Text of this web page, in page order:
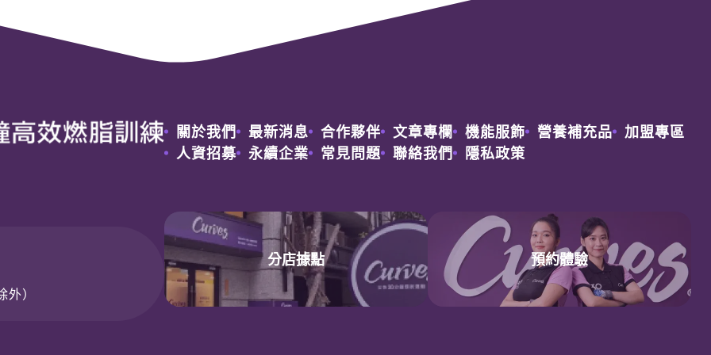
鄰近
分店
）
關於我們 最新消息 合作夥伴 文章專欄 機能服飾 營養補充品
加盟專區
人資招募
永續企業 常見問題 聯絡我們 隱私政策
分店據點 預約體驗